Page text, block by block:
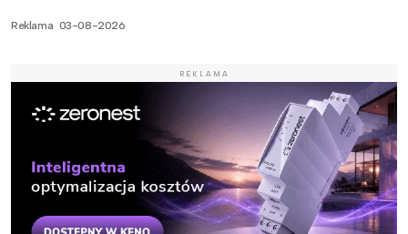
Reklama 03-08-2026
REKLAMA